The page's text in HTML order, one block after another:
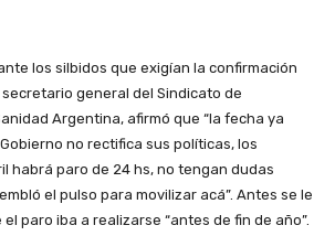
los silbidos que exigían la confirmación
secretario general del Sindicato de
Argentina, afirmó que “la fecha ya
no rectifica sus políticas, los
habrá paro de 24 hs, no tengan dudas
el pulso para movilizar acá”. Antes se le
paro iba a realizarse “antes de fin de año”.